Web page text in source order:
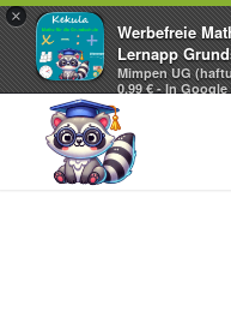
×
Werbefreie
Lernapp
Mimpen UG
0,99 € - In Google